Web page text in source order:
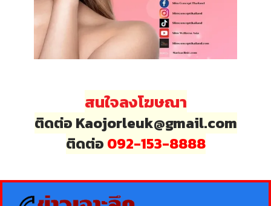
สนใจลงโฆษณา
ติดต่อ Kaojorleuk@gmail.com
ติดต่อ 092-153-8888